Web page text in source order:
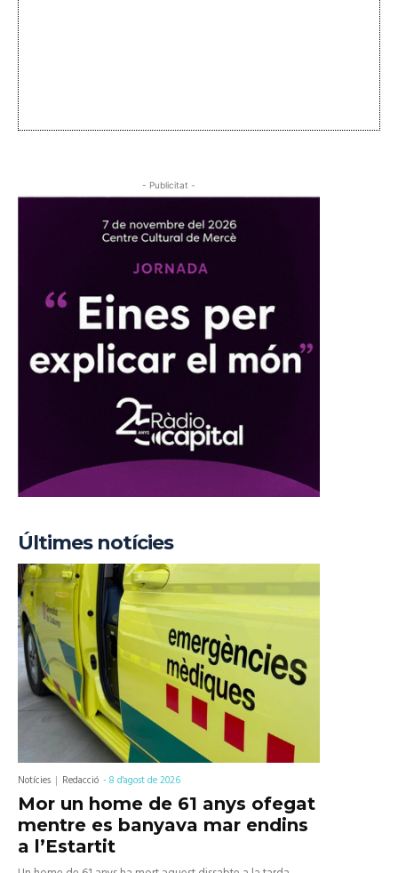
- Publicitat -
Últimes notícies
Notícies Redacció -8 d'agost de 2026
Mor un home de 61 anys ofegat
mentre es banyava mar endins
a l’Estartit